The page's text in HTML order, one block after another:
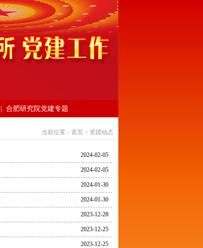
合肥研究院党建专题
当前位置： 首页 > 党团动态
2024-02-05
2024-02-05
2024-01-30
2024-01-30
2023-12-28
2023-12-25
2023-12-25